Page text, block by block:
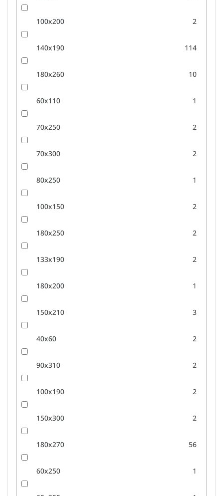
100x200 2
140x190 114
180x260 10
60x110 1
70x250 2
70x300 2
80x250 1
100x150 2
180x250 2
133x190 2
180x200 1
150x210 3
40x60 2
90x310 2
100x190 2
150x300 2
180x270 56
60x250 1